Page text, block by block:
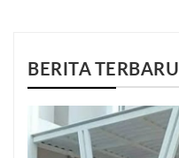
BERITA TERBARU